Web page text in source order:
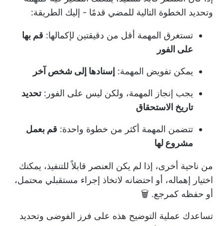
وتحديد الخطوة التالية للمضي قدمًا - إليك الطريقة:
تستغرق المهمة أقل من دقيقتين لإكمالها: قم بها
على الفور
يمكن تفويض المهمة: إسنادها إلى شخص آخر
يجب إنجاز المهمة، ولكن ليس على الفور:تحديد
تاريخ الاستحقاق
تتضمن المهمة أكثر من خطوة واحدة: قم بعمل
مشروع لها
من ناحية أخرى، إذا لم يكن العنصر قابلاً للتنفيذ، يمكنك
اختيار إهماله، أو احتضانه لاتخاذ إجراء مستقبلي محتمل،
أو حفظه كمرجع. 🗑️
تساعدك عملية التوضيح هذه على فرز الفوضى وتحديد